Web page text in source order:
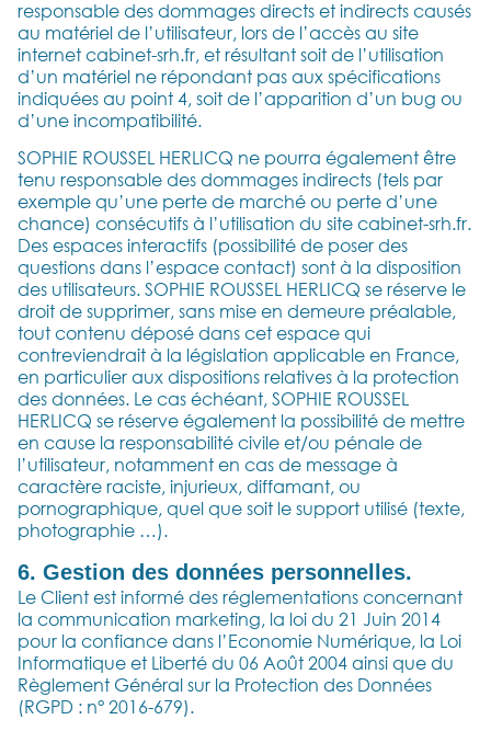
responsable des dommages directs et indirects causés
au matériel de l’utilisateur, lors de l’accès au site
internet cabinet-srh.fr, et résultant soit de l’utilisation
d’un matériel ne répondant pas aux spécifications
indiquées au point 4, soit de l’apparition d’un bug ou
d’une incompatibilité.
SOPHIE ROUSSEL HERLICQ ne pourra également être
tenu responsable des dommages indirects (tels par
exemple qu’une perte de marché ou perte d’une
chance) consécutifs à l’utilisation du site cabinet-srh.fr.
Des espaces interactifs (possibilité de poser des
questions dans l’espace contact) sont à la disposition
des utilisateurs. SOPHIE ROUSSEL HERLICQ se réserve le
droit de supprimer, sans mise en demeure préalable,
tout contenu déposé dans cet espace qui
contreviendrait à la législation applicable en France,
en particulier aux dispositions relatives à la protection
des données. Le cas échéant, SOPHIE ROUSSEL
HERLICQ se réserve également la possibilité de mettre
en cause la responsabilité civile et/ou pénale de
l’utilisateur, notamment en cas de message à
caractère raciste, injurieux, diffamant, ou
pornographique, quel que soit le support utilisé (texte,
photographie …).
6. Gestion des données personnelles.
Le Client est informé des réglementations concernant
la communication marketing, la loi du 21 Juin 2014
pour la confiance dans l’Economie Numérique, la Loi
Informatique et Liberté du 06 Août 2004 ainsi que du
Règlement Général sur la Protection des Données
(RGPD : n° 2016-679).